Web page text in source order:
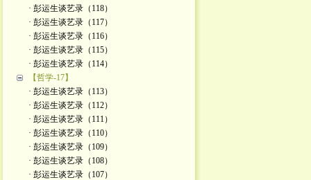
· 彭运生谈艺录（118）
· 彭运生谈艺录（117）
· 彭运生谈艺录（116）
· 彭运生谈艺录（115）
· 彭运生谈艺录（114）
【哲学-17】
· 彭运生谈艺录（113）
· 彭运生谈艺录（112）
· 彭运生谈艺录（111）
· 彭运生谈艺录（110）
· 彭运生谈艺录（109）
· 彭运生谈艺录（108）
· 彭运生谈艺录（107）